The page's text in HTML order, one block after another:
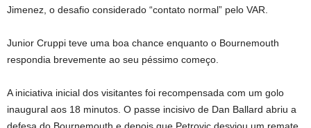
Jimenez, o desafio considerado “contato normal” pelo VAR.
Junior Cruppi teve uma boa chance enquanto o Bournemouth
respondia brevemente ao seu péssimo começo.
A iniciativa inicial dos visitantes foi recompensada com um golo
inaugural aos 18 minutos. O passe incisivo de Dan Ballard abriu a